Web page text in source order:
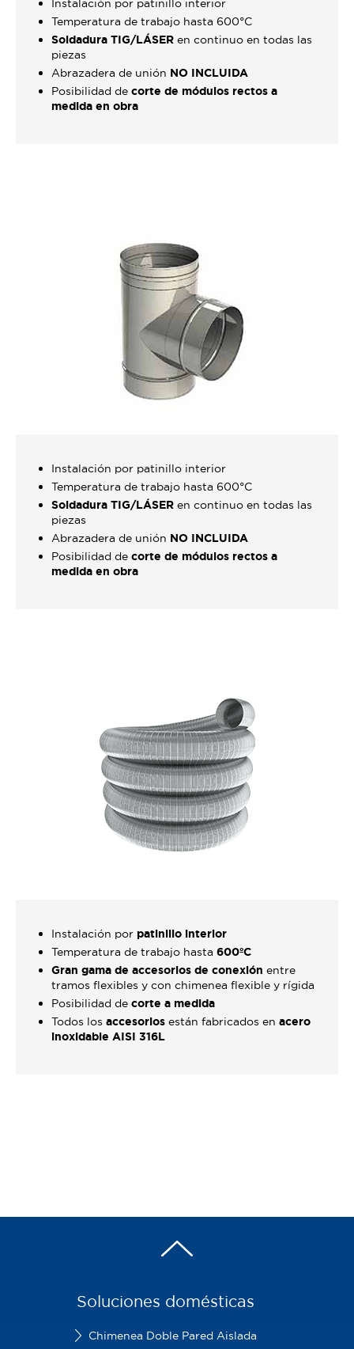
Instalación por patinillo interior
Temperatura de trabajo hasta 600°C
Soldadura TIG/LÁSER en continuo en todas las
piezas
Abrazadera de unión NO INCLUIDA
Posibilidad de corte de módulos rectos a
medida en obra
Instalación por patinillo interior
Temperatura de trabajo hasta 600°C
Soldadura TIG/LÁSER en continuo en todas las
piezas
Abrazadera de unión NO INCLUIDA
Posibilidad de corte de módulos rectos a
medida en obra
Instalación por patinillo interior
Temperatura de trabajo hasta 600ºC
Gran gama de accesorios de conexión entre
tramos flexibles y con chimenea flexible y rígida
Posibilidad de corte a medida
Todos los accesorios están fabricados en acero
inoxidable AISI 316L
Soluciones domésticas
Chimenea Doble Pared Aislada